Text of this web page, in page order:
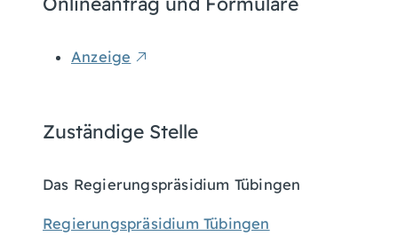
Anzeige
Zuständige Stelle
Das Regierungspräsidium Tübingen
Regierungspräsidium Tübingen